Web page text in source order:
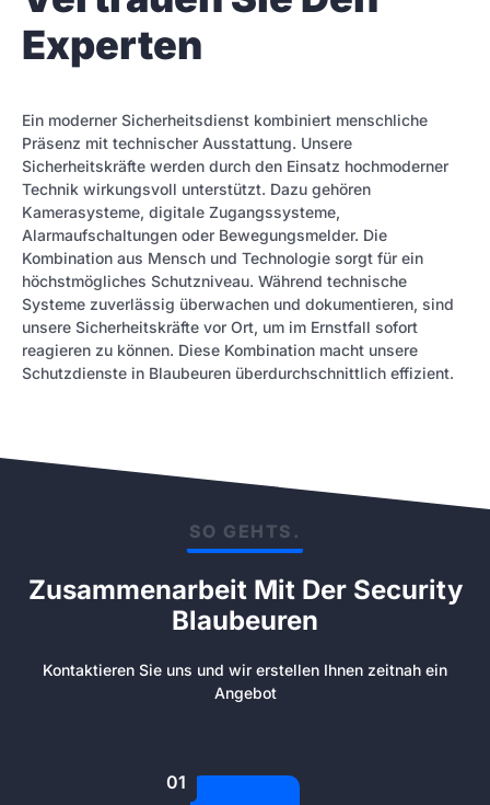
Experten
Ein moderner Sicherheitsdienst kombiniert menschliche
Präsenz mit technischer Ausstattung. Unsere
Sicherheitskräfte werden durch den Einsatz hochmoderner
Technik wirkungsvoll unterstützt. Dazu gehören
Kamerasysteme, digitale Zugangssysteme,
Alarmaufschaltungen oder Bewegungsmelder. Die
Kombination aus Mensch und Technologie sorgt für ein
höchstmögliches Schutzniveau. Während technische
Systeme zuverlässig überwachen und dokumentieren, sind
unsere Sicherheitskräfte vor Ort, um im Ernstfall sofort
reagieren zu können. Diese Kombination macht unsere
Schutzdienste in Blaubeuren überdurchschnittlich effizient.
SO GEHTS.
Zusammenarbeit Mit Der Security
Blaubeuren
Kontaktieren Sie uns und wir erstellen Ihnen zeitnah ein
Angebot
01